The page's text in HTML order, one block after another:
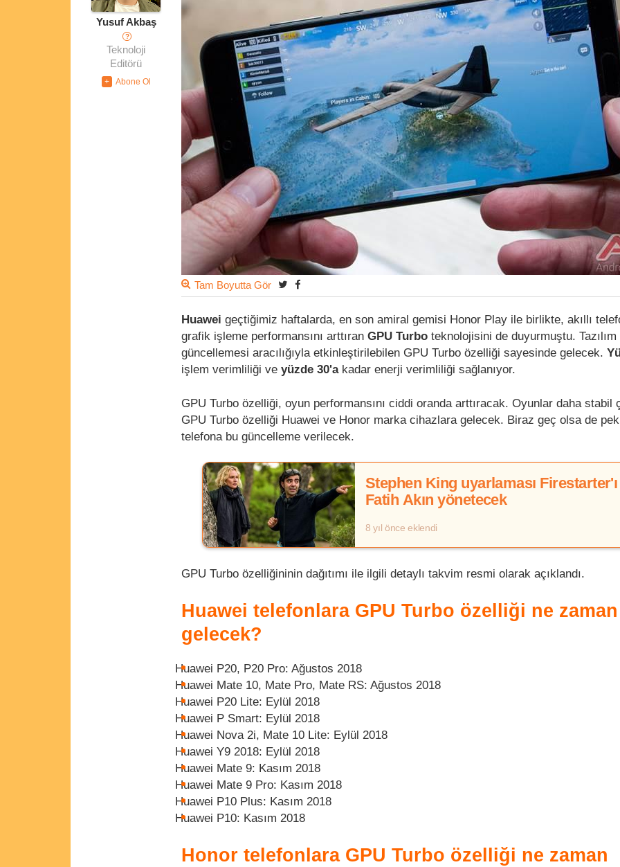
Yusuf Akbaş
?
Teknoloji
Editörü
Tam Boyutta Gör
Huawei geçtiğimiz haftalarda, en son amiral gemisi Honor Play ile birlikte, akıllı
grafik işleme performansını arttıran GPU Turbo teknolojisini de duyurmuştu. Tazılım
güncellemesi aracılığıyla etkinleştirilebilen GPU Turbo özelliği sayesinde gelecek.
işlem verimliliği ve yüzde 30'akadar enerji verimliliği sağlanıyor.
GPU Turbo özelliği, oyun performansını ciddi oranda arttıracak. Oyunlar daha stabil
GPU Turbo özelliği Huawei ve Honor marka cihazlara gelecek. Biraz geç olsa de
telefona bu güncelleme verilecek.
Stephen King uyarlaması Firestarter'ı
Fatih Akın yönetecek
8 yıl önce eklendi
GPU Turbo özelliğininin dağıtımı ile ilgili detaylı takvim resmi olarak açıklandı.
Huawei telefonlara GPU Turbo özelliği ne zaman
gelecek?
Huawei P20, P20 Pro: Ağustos 2018
Huawei Mate 10, Mate Pro, Mate RS: Ağustos 2018
Huawei P20 Lite: Eylül 2018
Huawei P Smart: Eylül 2018
Huawei Nova 2i, Mate 10 Lite: Eylül 2018
Huawei Y9 2018: Eylül 2018
Huawei Mate 9: Kasım 2018
Huawei Mate 9 Pro: Kasım 2018
Huawei P10 Plus: Kasım 2018
Huawei P10: Kasım 2018
Honor telefonlara GPU Turbo özelliği ne zaman